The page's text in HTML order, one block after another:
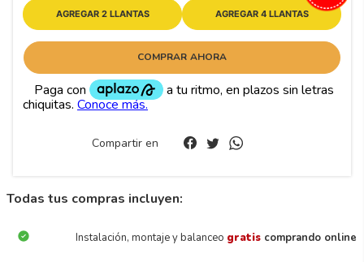
AGREGAR 2 LLANTAS AGREGAR 4 LLANTAS
COMPRAR AHORA
Compartir en
Todas tus compras incluyen:
Instalación, montaje y balanceo gratis comprando online